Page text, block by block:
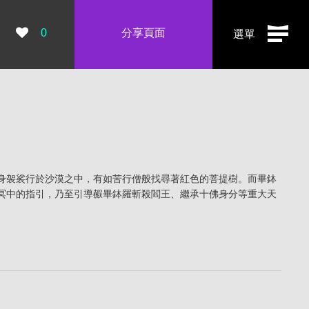
選單
瀏覽數：
0 分享頁面
裟行於沙漠之中，有如苦行僧般找尋著紅色的菩提樹。而畢鉢
的指引，乃至引導赮畢鉢羅斬殺閻王、繼承十佛身分等重大天